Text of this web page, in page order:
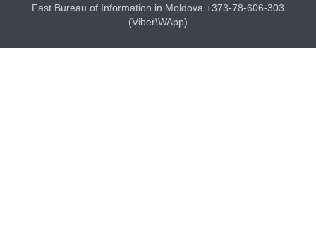
Fast Bureau of Information in Moldova +373-78-606-303
(Viber\WApp)